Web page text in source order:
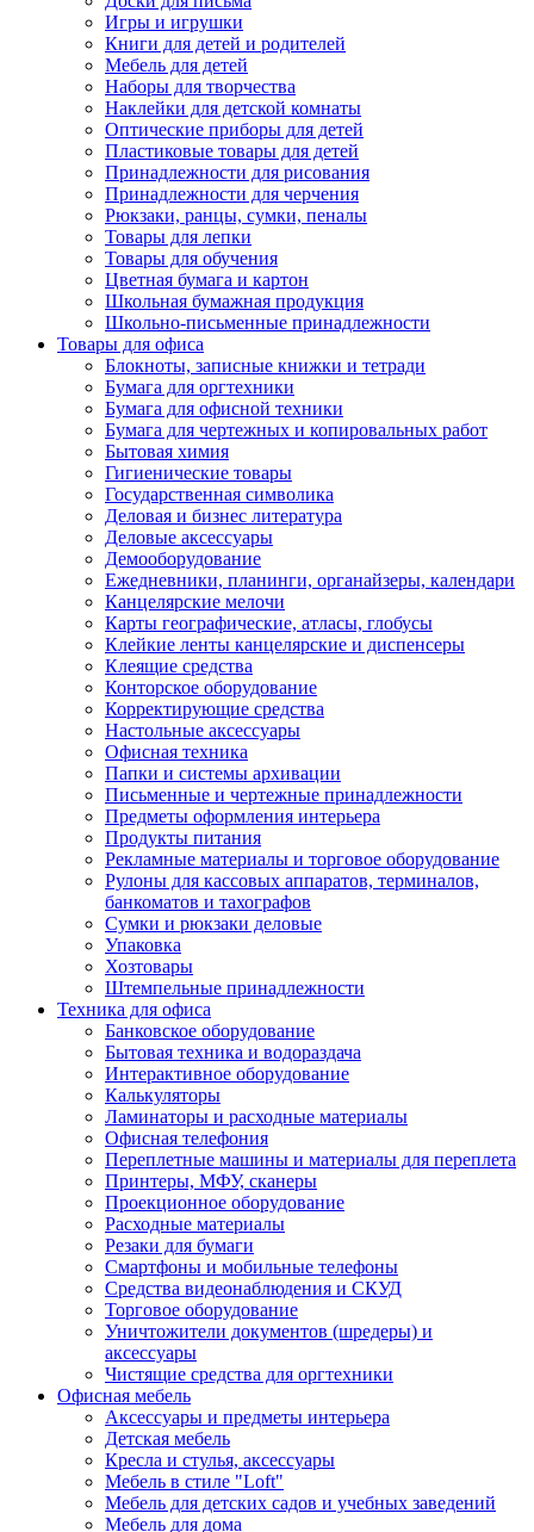
Игры и игрушки
Книги для детей и родителей
Мебель для детей
Наборы для творчества
Наклейки для детской комнаты
Оптические приборы для детей
Пластиковые товары для детей
Принадлежности для рисования
Принадлежности для черчения
Рюкзаки, ранцы, сумки, пеналы
Товары для лепки
Товары для обучения
Цветная бумага и картон
Школьная бумажная продукция
Школьно-письменные принадлежности
Товары для офиса
Блокноты, записные книжки и тетради
Бумага для оргтехники
Бумага для офисной техники
Бумага для чертежных и копировальных работ
Бытовая химия
Гигиенические товары
Государственная символика
Деловая и бизнес литература
Деловые аксессуары
Демооборудование
Ежедневники, планинги, органайзеры, календари
Канцелярские мелочи
Карты географические, атласы, глобусы
Клейкие ленты канцелярские и диспенсеры
Клеящие средства
Конторское оборудование
Корректирующие средства
Настольные аксессуары
Офисная техника
Папки и системы архивации
Письменные и чертежные принадлежности
Предметы оформления интерьера
Продукты питания
Рекламные материалы и торговое оборудование
Рулоны для кассовых аппаратов, терминалов,
банкоматов и тахографов
Сумки и рюкзаки деловые
Упаковка
Хозтовары
Штемпельные принадлежности
Техника для офиса
Банковское оборудование
Бытовая техника и водораздача
Интерактивное оборудование
Калькуляторы
Ламинаторы и расходные материалы
Офисная телефония
Переплетные машины и материалы для переплета
Принтеры, МФУ, сканеры
Проекционное оборудование
Расходные материалы
Резаки для бумаги
Смартфоны и мобильные телефоны
Средства видеонаблюдения и СКУД
Торговое оборудование
Уничтожители документов (шредеры) и
аксессуары
Чистящие средства для оргтехники
Офисная мебель
Аксессуары и предметы интерьера
Детская мебель
Кресла и стулья, аксессуары
Мебель в стиле "Loft"
Мебель для детских садов и учебных заведений
Мебель для дома